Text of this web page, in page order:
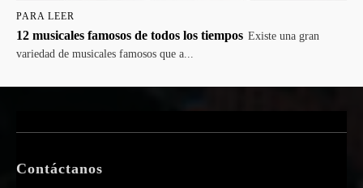
PARA LEER
12 musicales famosos de todos los tiempos Existe una gran
variedad de musicales famosos que a...
Contáctanos